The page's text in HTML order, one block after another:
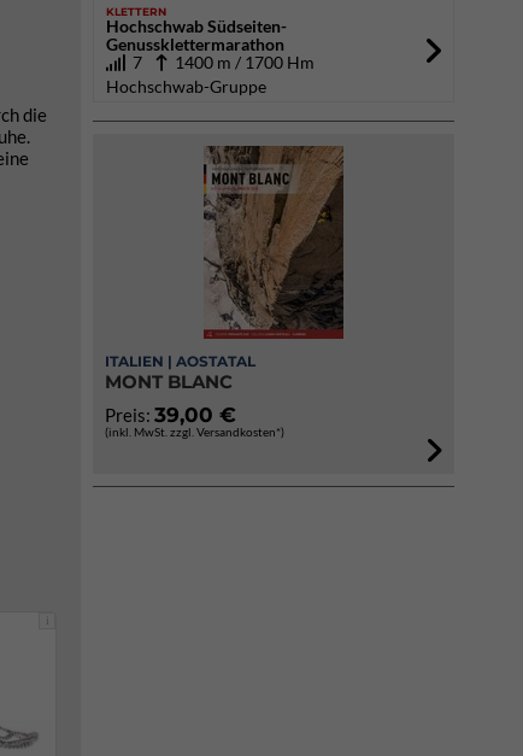
die
i
KLETTERN
Hochschwab Südseiten-
Genussklettermarathon
7
1400 m / 1700 Hm
Hochschwab-Gruppe
ITALIEN | AOSTATAL
MONT BLANC
Preis: 39,00 €
(inkl. MwSt. zzgl. Versandkosten*)